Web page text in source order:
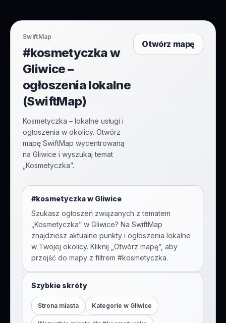
SwiftMap
#kosmetyczka w
Gliwice –
ogłoszenia lokalne
(SwiftMap)
Kosmetyczka – lokalne usługi i
ogłoszenia w okolicy. Otwórz
mapę SwiftMap wycentrowaną
na Gliwice i wyszukaj temat
„Kosmetyczka”.
Otwórz mapę
#kosmetyczkaw Gliwice
Szukasz ogłoszeń związanych z tematem
Kosmetyczka” w Gliwice? Na SwiftMap
znajdziesz aktualne punkty i ogłoszenia lokalne
w Twojej okolicy. Kliknij „Otwórz mapę”, aby
przejść do mapy z filtrem #kosmetyczka.
Szybkie skróty
Strona miasta Kategorie w Gliwice